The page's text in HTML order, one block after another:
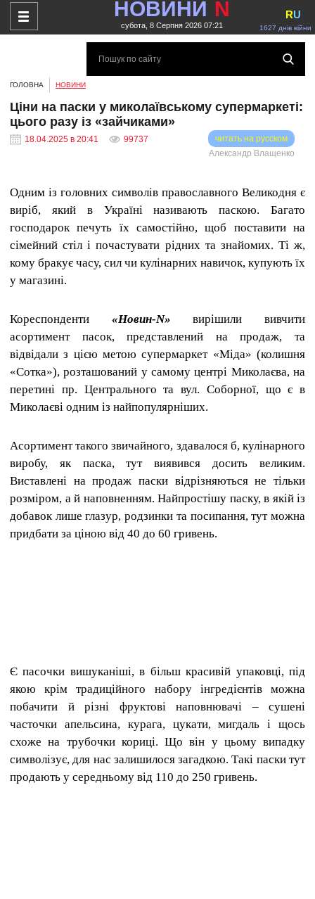
НОВИНИ N
субота, 8 Серпня 2026 07:21 1627 днів війни
RU
ГОЛОВНА НОВИНИ
Ціни на паски у миколаївському супермаркеті:
цього разу із «зайчиками»
18.04.2025 в 20:41 99737
читать на русском
Александр Влащенко
Ціни на паски у миколаївському супермаркеті: цього разу
Одним із головних символів православного Великодня є
виріб, який в Україні називають паскою. Багато
господарок печуть їх самостійно, щоб поставити на
сімейний стіл і почастувати рідних та знайомих. Ті ж,
кому бракує часу, сил чи кулінарних навичок, купують їх
у магазині.
Кореспонденти «Новин-N» вирішили вивчити
асортимент пасок, представлений на продаж, та
відвідали з цією метою супермаркет «Міда» (колишня
«Сотка»), розташований у самому центрі Миколаєва, на
перетині пр. Центрального та вул. Соборної, що є в
Миколаєві одним із найпопулярніших.
Асортимент такого звичайного, здавалося б, кулінарного
виробу, як паска, тут виявився досить великим.
Виставлені на продаж паски відрізняються не тільки
розміром, а й наповненням. Найпростішу паску, в якій із
добавок лише глазур, родзинки та посипання, тут можна
придбати за ціною від 40 до 60 гривень.
Є пасочки вишуканіші, в більш красивій упаковці, під
якою крім традиційного набору інгредієнтів можна
побачити й різні фруктові наповнювачі – сушені
часточки апельсина, курага, цукати, мигдаль і щось
схоже на трубочки кориці. Що він у цьому випадку
символізує, для нас залишилося загадкою. Такі паски тут
продають у середньому від 110 до 250 гривень.